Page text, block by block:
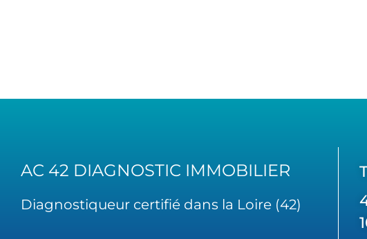
AC 42 DIAGNOSTIC IMMOBILIER
Diagnostiqueur certifié dans la Loire (42)